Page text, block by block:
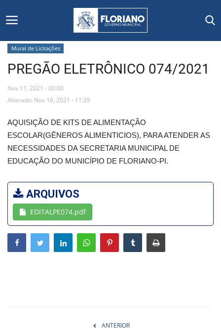
Início
Editais
Floriano
Secretarias e Órgãos
Mural de Licitações
Notícias
Vídeos
Webmail
Mural de Licitações
PREGÃO ELETRÔNICO 074/2021
Nov 11, 2021 - 00:00
Alterado: Nov 16, 2021 - 11:29
AQUISIÇÃO DE KITS DE ALIMENTAÇÃO
ESCOLAR(GÊNEROS ALIMENTICIOS), PARA ATENDER AS
NECESSIDADES DA SECRETARIA MUNICIPAL DE
EDUCAÇÃO DO MUNICÍPIO DE FLORIANO-PI.
ARQUIVOS
EDITALPE074.pdf
ANTERIOR